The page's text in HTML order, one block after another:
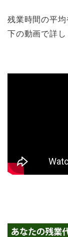
残業時間の平
下の動画で詳し